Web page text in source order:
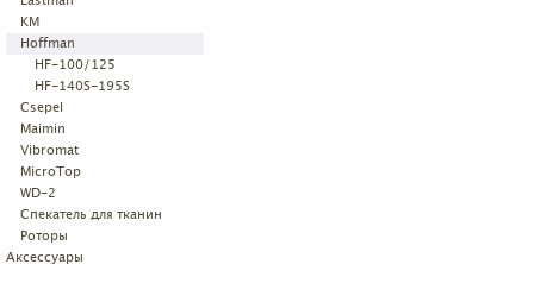
KM
Hoffman
HF-100/125
HF-140S-195S
Csepel
Maimin
Vibromat
MicroTop
WD-2
Спекатель для тканин
Роторы
Аксессуары